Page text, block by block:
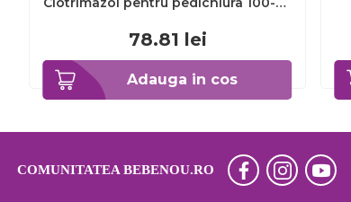
Adauga in cos
78.81 lei
COMUNITATEA BEBENOU.RO